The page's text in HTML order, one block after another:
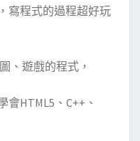
寫程式的過程超好玩
、遊戲的程式，
HTML5、C++、